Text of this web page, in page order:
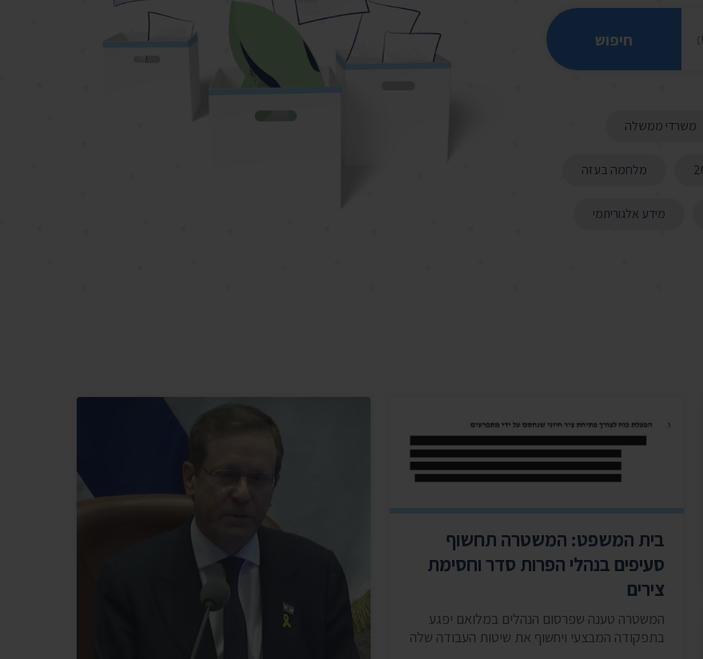
נושאים נוספים ›
יצירת קשר
משרדי ממשלה
מלחמה בעזה
מידע אלגוריתמי
בית המשפט: המשטרה תחשוף
סעיפים בנהלי הפרות סדר וחסימת
צירים
המשטרה טענה שפרסום הנהלים במלואם יפגע
בתפקודה המבצעי ויחשוף את שיטות העבודה שלה